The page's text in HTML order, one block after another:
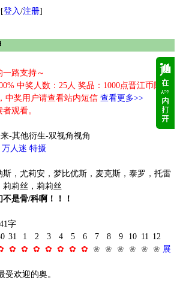
登入/注册]
路支持～
中奖人数：25人 奖品：1000点晋江币随机
中奖用户请查看站内短信 查看更多>>
观看。
-其他衍生-双视角视角
万人迷 特摄
，尤莉安，梦比优斯，麦克斯，泰罗，托雷
莉丝，莉莉丝
是骨/科啊！！！
字
31
✿
1
✿
2
✿
3
✿
4
✿
5
✿
6
✿
7
❀
8
❀
9
❀
10
❀
11
❀
12
❀ 展
受欢迎的奥。